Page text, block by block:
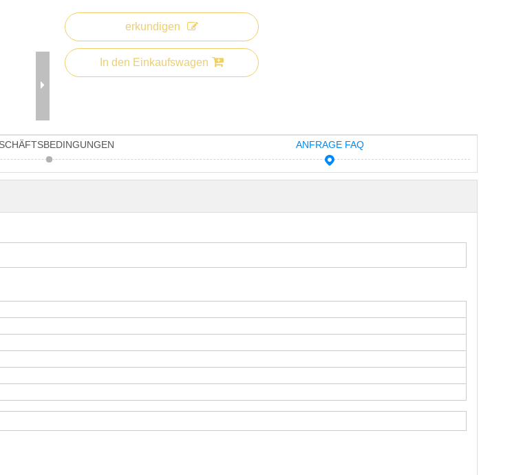
erkundigen
In den Einkaufswagen
ANFRAGE FAQ